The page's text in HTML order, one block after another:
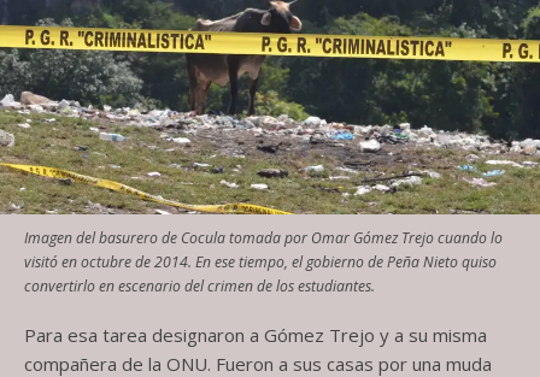
Imagen del basurero de Cocula tomada por Omar Gómez Trejo cuando lo
visitó en octubre de 2014. En ese tiempo, el gobierno de Peña Nieto quiso
convertirlo en escenario del crimen de los estudiantes.
Para esa tarea designaron a Gómez Trejo y a su misma
compañera de la ONU. Fueron a sus casas por una muda